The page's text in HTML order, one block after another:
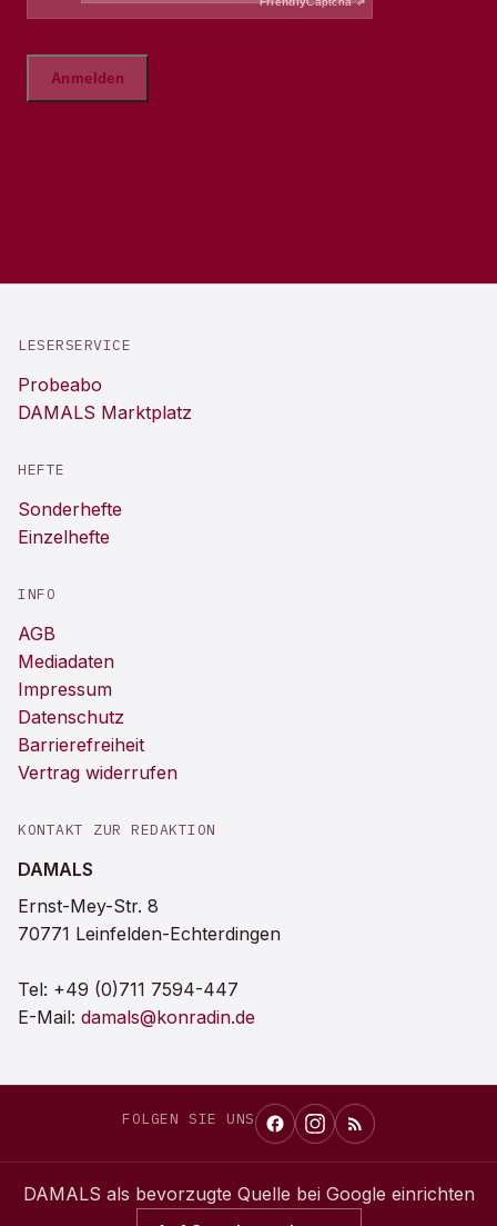
LESERSERVICE
Probeabo
DAMALS Marktplatz
HEFTE
Sonderhefte
Einzelhefte
INFO
AGB
Mediadaten
Impressum
Datenschutz
Barrierefreiheit
Vertrag widerrufen
KONTAKT ZUR REDAKTION
DAMALS
Ernst-Mey-Str. 8
70771 Leinfelden-Echterdingen
Tel: +49 (0)711 7594-447
E-Mail: damals@konradin.de
FOLGEN SIE UNS
DAMALS als bevorzugte Quelle bei Google einrichten